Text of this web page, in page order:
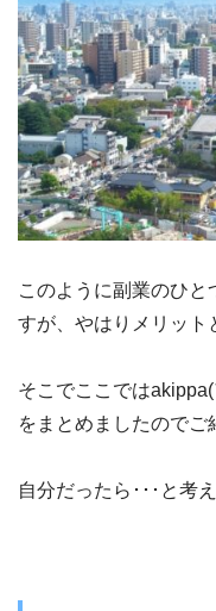
このように副業のひ
すが、やはりメリット
そこでここでは
をまとめましたのでご
自分だったら･･･と考